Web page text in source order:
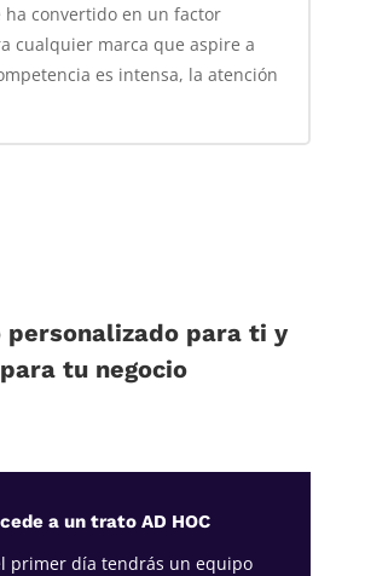
ha convertido en un factor
cualquier marca que aspire a
es intensa, la atención
personalizado para ti y
para tu negocio
a un trato AD HOC
primer día tendrás un equipo